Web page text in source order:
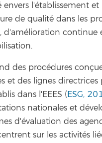
envers l'établissement
de qualité dans les
d'amélioration continue
des procédures
et des lignes directrices
dans l'EEES (ESG,
nationales et
d'évaluation des
sur les activités